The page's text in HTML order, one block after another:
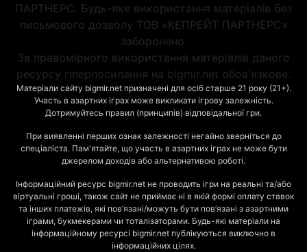
ПАРТНЕРС. Будь-яке використання матеріалів без
письмового дозволу ТОВ «КЕПРЕЙТ ПАРТНЕРС»
заборонено.
За правомірного використання матеріалів даного
ресурсу гіперпосилання на bigmir.net обов'язкове.
Матеріали сайту bigmir.net призначені для осіб старше 21 року (21+).
Участь в азартних іграх може викликати ігрову залежність.
Дотримуйтесь правил (принципів) відповідальної гри.
При виявленні перших ознак залежності негайно зверніться до
спеціаліста. Пам'ятайте, що участь в азартних іграх не може бути
джерелом доходів або альтернативою роботі.
Інформаційний ресурс bigmir.net не проводить ігри на реальні та/або
віртуальні гроші, також сайт не приймає ні в якій формі оплату ставок
та інших платежів, які пов’язані/можуть бути пов’язані з азартними
іграми, букмекерами чи тоталізаторами. Будь-які матеріали на
інформаційному ресурсі bigmir.net публікуються виключно в
інформаційних цілях.